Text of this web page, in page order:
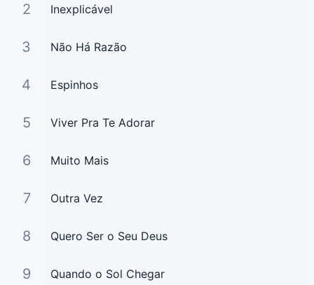
2 Inexplicável
3 Não Há Razão
4 Espinhos
5 Viver Pra Te Adorar
6 Muito Mais
7 Outra Vez
8 Quero Ser o Seu Deus
9 Quando o Sol Chegar